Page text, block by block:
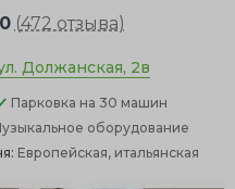
(472 отзыва)
Должанская, 2в
Парковка на 30 машин
оборудование
Европейская, итальянская